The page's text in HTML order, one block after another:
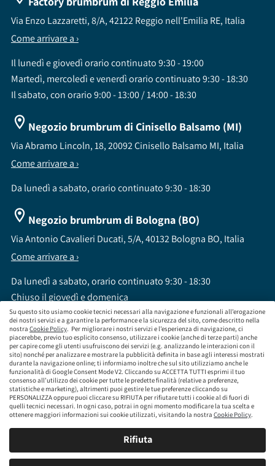
Su questo sito usiamo cookie tecnici necessari alla navigazione e funzionali all’erogazione
dei nostri servizi e a garantire la performance e la sicurezza del sito, come descritto nella
nostra Cookie Policy. Per migliorare i nostri servizi e l’esperienza di navigazione, ci
piacerebbe, previo tuo esplicito consenso, utilizzare i cookie (anche di terze parti) anche
per capire come gli utenti usufruiscono dei servizi (e.g. analizzando le interazioni con il
sito) nonché per analizzare e mostrare la pubblicità definita in base agli interessi mostrati
durante la navigazione online; ti informiamo inoltre che sul sito utilizziamo anche le
funzionalità di Google Consent Mode V2. Cliccando su ACCETTA TUTTI esprimi il tuo
consenso all’utilizzo dei cookie per tutte le predette finalità (relative a preferenze,
statistiche e marketing), altrimenti puoi gestire le tue preferenze cliccando su
PERSONALIZZA oppure puoi cliccare su RIFIUTA per rifiutare tutti i cookie al di fuori di
quelli tecnici necessari. In ogni caso, potrai in ogni momento modificare la tua scelta e
ottenere maggiori informazioni sui cookie utilizzati, visitando la nostra Cookie Policy.
Rifiuta
Via Enzo Lazzaretti, 8/A, 42122 Reggio nell'Emilia RE, Italia
Come arrivare a ›
Il lunedì e giovedì orario continuato 9:30 - 19:00
Martedì, mercoledì e venerdì orario continuato 9:30 - 18:30
Il sabato, con orario 9:00 - 13:00 / 14:00 - 18:30
Negozio brumbrum di Cinisello Balsamo (MI)
Via Abramo Lincoln, 18, 20092 Cinisello Balsamo MI, Italia
Come arrivare a ›
Da lunedì a sabato, orario continuato 9:30 - 18:30
Negozio brumbrum di Bologna (BO)
Via Antonio Cavalieri Ducati, 5/A, 40132 Bologna BO, Italia
Come arrivare a ›
Da lunedì a sabato, orario continuato 9:30 - 18:30
Chiuso il giovedì e domenica
brumbrum S.p.A a socio unico - CF / P.IVA 09323210964 - Numero REA: MI - 2083307 -
Capitale Sociale: Euro 218.547,65 i.v.
Sede Legale Via Leningrado 8, 20161 Milano MI
Società soggetta alla direzione e coordinamento di Aramis Group S.A.
Società soggetta al controllo IVASS, consulta gli estremi dell'iscrizione al sito
www.servizi.ivass.it